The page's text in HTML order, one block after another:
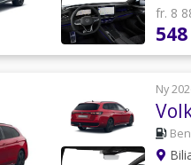
fr. 8
Ny